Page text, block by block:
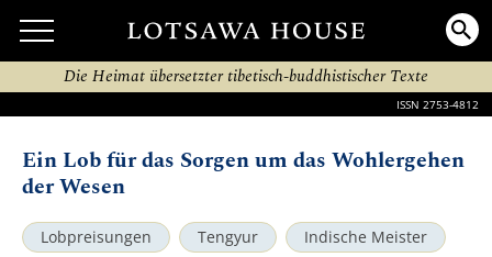
Die Heimat übersetzter tibetisch-buddhistischer Texte
ISSN 2753-4812
Ein Lob für das Sorgen um das Wohlergehen
der Wesen
Lobpreisungen Tengyur
Indische Meister